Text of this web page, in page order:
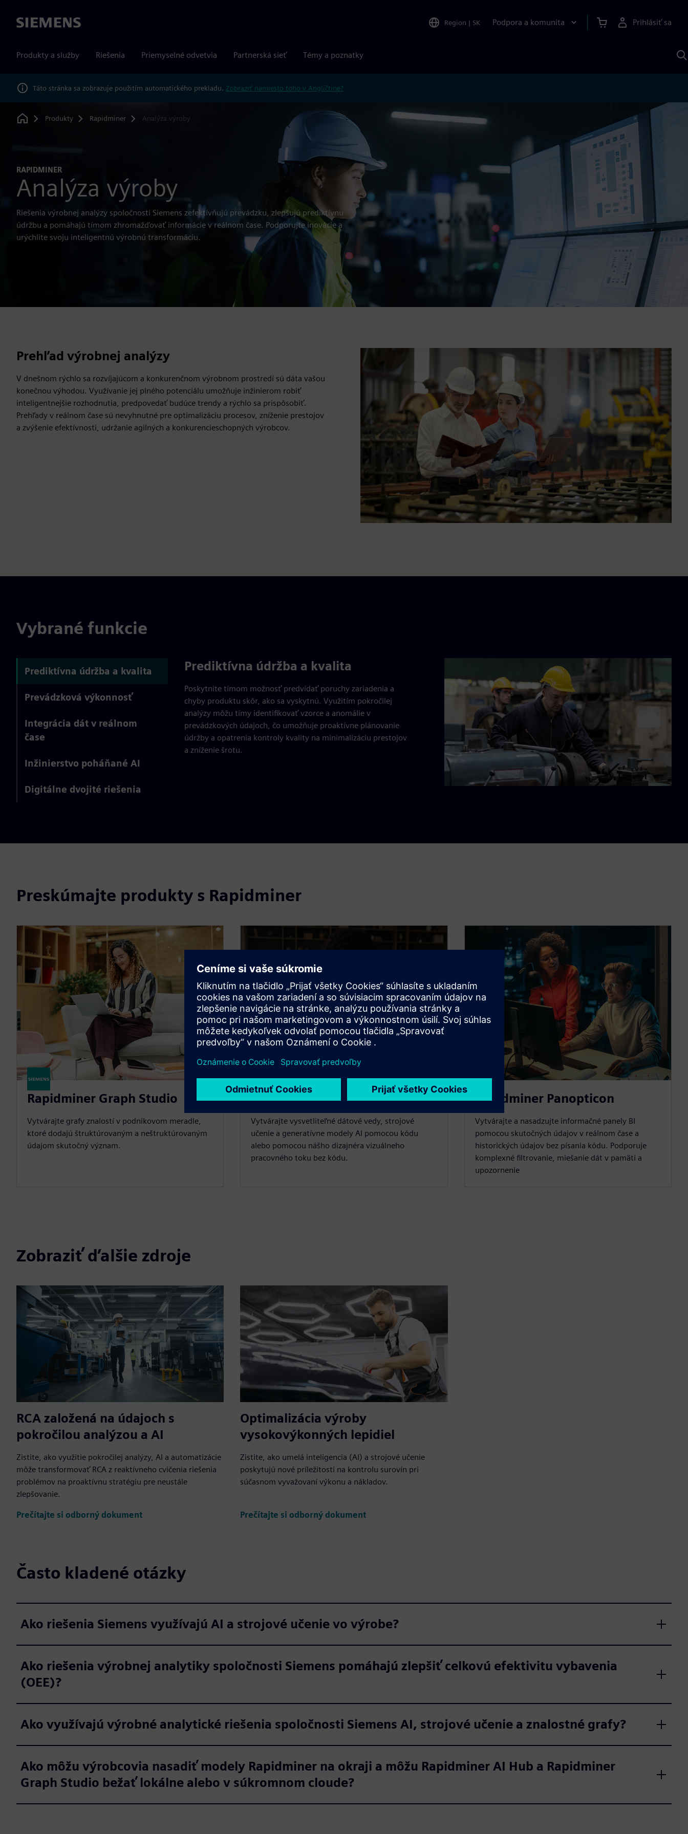
Siemens Region | SK Podpora a komunita Prihlásiť sa
Produkty a služby Riešenia Priemyselné odvetvia Partnerská sieť Témy a poznatky
Táto stránka sa zobrazuje použitím automatického prekladu. Zobraziť namiesto toho v Angličtine?
Home
Produkty Rapidminer Analýza výroby
RAPIDMINER
Analýza výroby
Riešenia výrobnej analýzy spoločnosti Siemens zefektívňujú prevádzku, zlepšujú prediktívnu
údržbu a pomáhajú tímom zhromažďovať informácie v reálnom čase. Podporujte inovácie a
urýchlite svoju inteligentnú výrobnú transformáciu.
Prehľad výrobnej analýzy
V dnešnom rýchlo sa rozvíjajúcom a konkurenčnom výrobnom prostredí sú dáta vašou
konečnou výhodou. Využívanie jej plného potenciálu umožňuje inžinierom robiť
inteligentnejšie rozhodnutia, predpovedať budúce trendy a rýchlo sa prispôsobiť.
Prehľady v reálnom čase sú nevyhnutné pre optimalizáciu procesov, zníženie prestojov
a zvýšenie efektívnosti, udržanie agilných a konkurencieschopných výrobcov.
Vybrané funkcie
Prediktívna údržba a kvalita
Prevádzková výkonnosť
Integrácia dát v reálnom
čase
Inžinierstvo poháňané AI
Digitálne dvojité riešenia
Prediktívna údržba a kvalita
Poskytnite tímom možnosť predvídať poruchy zariadenia a
chyby produktu skôr, ako sa vyskytnú. Využitím pokročilej
analýzy môžu tímy identifikovať vzorce a anomálie v
prevádzkových údajoch, čo umožňuje proaktívne plánovanie
údržby a opatrenia kontroly kvality na minimalizáciu prestojov
a zníženie šrotu.
Preskúmajte produkty s Rapidminer
Rapidminer Graph Studio
Vytvárajte grafy znalostí v podnikovom meradle,
ktoré dodajú štruktúrovaným a neštruktúrovaným
údajom skutočný význam.
Rapidminer AI Studio
Vytvárajte vysvetliteľné dátové vedy, strojové
učenie a generatívne modely AI pomocou kódu
alebo pomocou nášho dizajnéra vizuálneho
pracovného toku bez kódu.
Rapidminer Panopticon
Vytvárajte a nasadzujte informačné panely BI
pomocou skutočných údajov v reálnom čase a
historických údajov bez písania kódu. Podporuje
komplexné filtrovanie, miešanie dát v pamäti a
upozornenie
Zobraziť ďalšie zdroje
RCA založená na údajoch s
pokročilou analýzou a AI
Zistite, ako využitie pokročilej analýzy, AI a automatizácie
môže transformovať RCA z reaktívneho cvičenia riešenia
problémov na proaktívnu stratégiu pre neustále
zlepšovanie.
Prečítajte si odborný dokument
Optimalizácia výroby
vysokovýkonných lepidiel
Zistite, ako umelá inteligencia (AI) a strojové učenie
poskytujú nové príležitosti na kontrolu surovín pri
súčasnom vyvažovaní výkonu a nákladov.
Prečítajte si odborný dokument
Často kladené otázky
Ako riešenia Siemens využívajú AI a strojové učenie vo výrobe?
Ako riešenia výrobnej analytiky spoločnosti Siemens pomáhajú zlepšiť celkovú efektivitu vybavenia
(OEE)?
Ako využívajú výrobné analytické riešenia spoločnosti Siemens AI, strojové učenie a znalostné grafy?
Ako môžu výrobcovia nasadiť modely Rapidminer na okraji a môžu Rapidminer AI Hub a Rapidminer
Graph Studio bežať lokálne alebo v súkromnom cloude?